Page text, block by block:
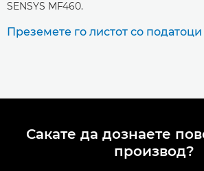
SENSYS MF460.
Преземете го листот со
Сакате да дознаете
производ?